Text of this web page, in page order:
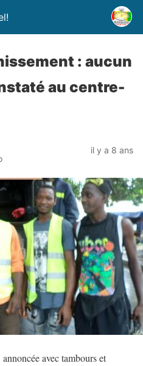
: aucun
au centre-
il y a 8 ans
avec tambours et